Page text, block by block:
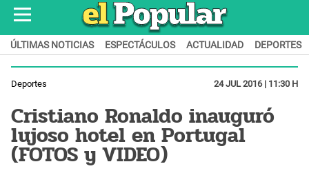
ÚLTIMAS NOTICIAS ESPECTÁCULOS ACTUALIDAD DEPORTES
Deportes 24 JUL 2016 | 11:30 H
Cristiano Ronaldo inauguró
lujoso hotel en Portugal
(FOTOS y VIDEO)